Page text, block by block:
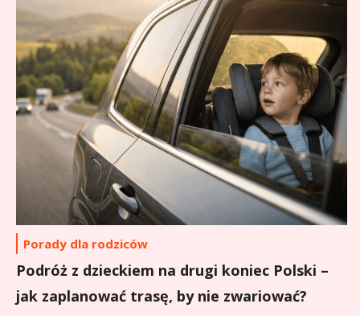
Porady dla rodziców
Podróż z dzieckiem na drugi koniec Polski –
jak zaplanować trasę, by nie zwariować?